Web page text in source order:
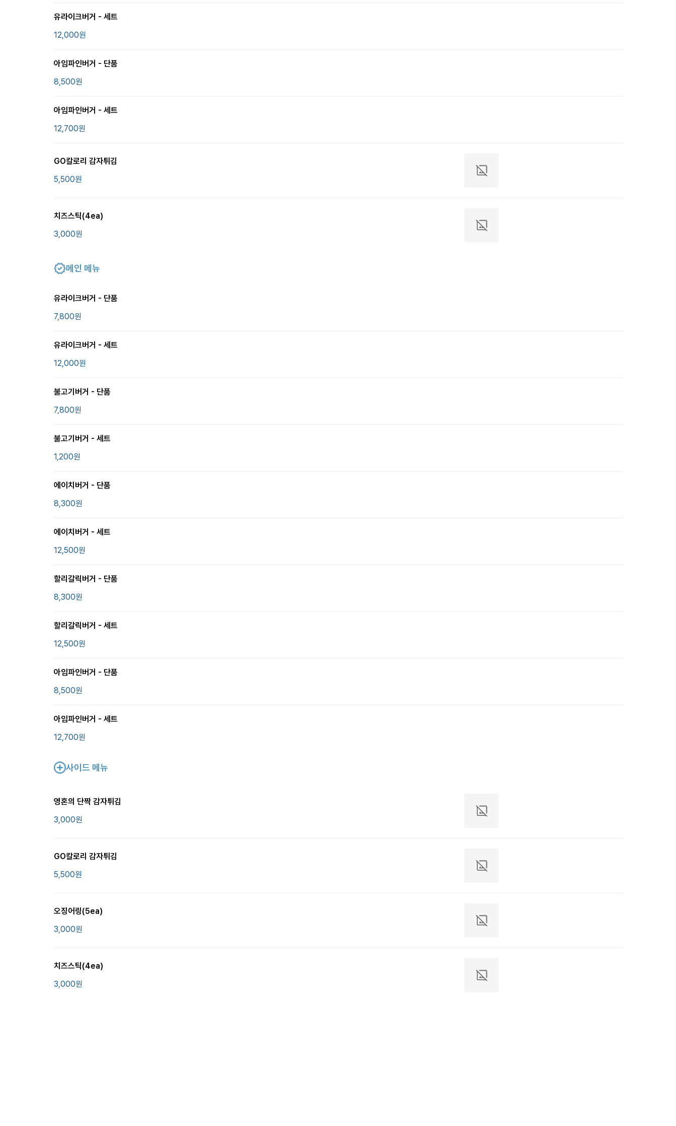
유라이크버거 - 세트
12,000원
아임파인버거 - 단품
8,500원
아임파인버거 - 세트
12,700원
GO칼로리 감자튀김
5,500원
치즈스틱(4ea)
3,000원
메인 메뉴
유라이크버거 - 단품
7,800원
유라이크버거 - 세트
12,000원
불고기버거 - 단품
7,800원
불고기버거 - 세트
1,200원
에이치버거 - 단품
8,300원
에이치버거 - 세트
12,500원
할리갈릭버거 - 단품
8,300원
할리갈릭버거 - 세트
12,500원
아임파인버거 - 단품
8,500원
아임파인버거 - 세트
12,700원
사이드 메뉴
영혼의 단짝 감자튀김
3,000원
GO칼로리 감자튀김
5,500원
오징어링(5ea)
3,000원
치즈스틱(4ea)
3,000원